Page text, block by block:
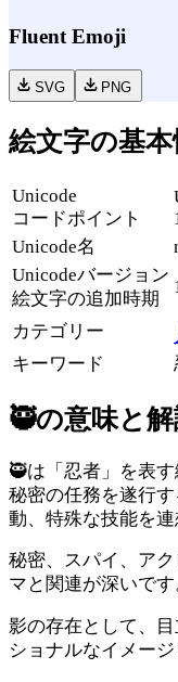
Fluent Emoji
SVG PNG
絵文字の基本
Unicode
コードポイント
Unicode名
Unicodeバージョン
絵文字の追加時期
カテゴリー
キーワード
🥷の意味と
🥷は「忍者」を表
秘密の任務を遂行
動、特殊な技能を連
秘密、スパイ、ア
マと関連が深いです
影の存在として、
ショナルなイメージ